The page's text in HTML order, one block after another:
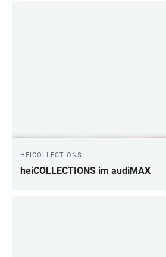
HEICOLLECTIONS
heiCOLLECTIONS im audiMAX